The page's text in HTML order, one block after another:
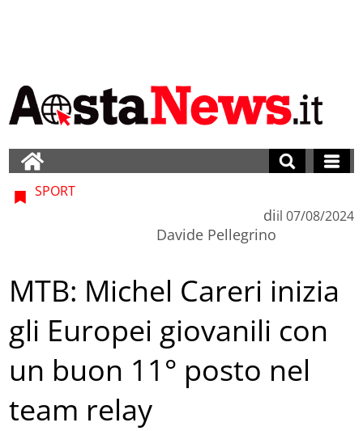
SPORT
di
Davide Pellegrino
il 07/08/2024
MTB: Michel Careri inizia
gli Europei giovanili con
un buon 11° posto nel
team relay